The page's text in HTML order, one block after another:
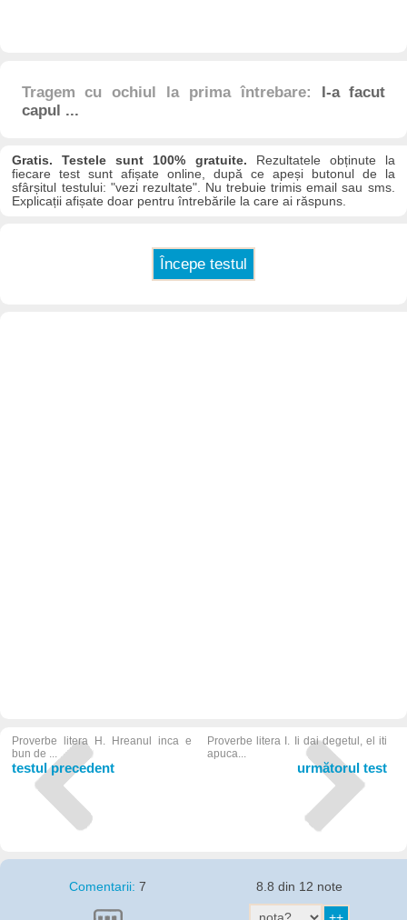
Tragem cu ochiul la prima întrebare:
I-a facut
capul ...
Gratis. Testele sunt 100% gratuite. Rezultatele obținute la
fiecare test sunt afișate online, după ce apeși butonul de la
sfârșitul testului: "vezi rezultate". Nu trebuie trimis email sau sms.
Explicații afișate doar pentru întrebările la care ai răspuns.
Proverbe litera H. Hreanul inca e
bun de ...
testul precedent
Proverbe litera I. Ii dai degetul, el iti
apuca...
următorul test
Comentarii:7 8.8 din 12 note